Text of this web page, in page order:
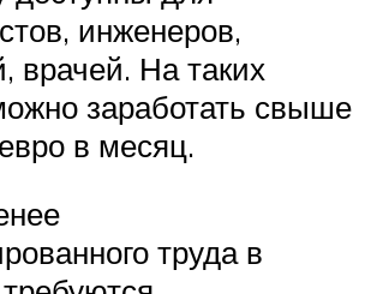
инженеров,
врачей. На таких
заработать свыше
в месяц.
труда в